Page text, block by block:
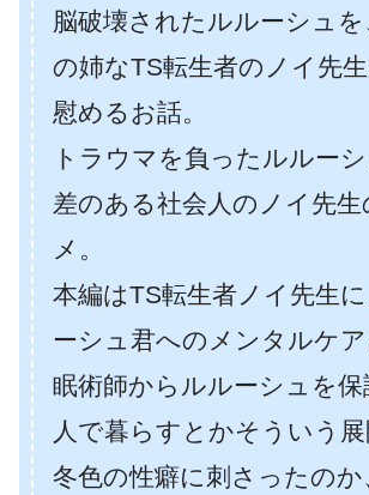
脳破壊されたルルーシュを
の姉なTS転生者のノイ先生
慰めるお話。
トラウマを負ったルルー
差のある社会人のノイ先生
メ。
本編はTS転生者ノイ先生
ーシュ君へのメンタルケ
眠術師からルルーシュを保
人で暮らすとかそういう展
冬色の性癖に刺さったのか